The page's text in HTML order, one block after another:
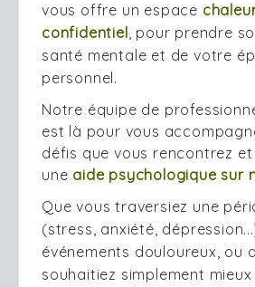
vous offre un espace
confidentiel, pour prendre
santé mentale et de votre
personnel.
Notre équipe de
est là pour vous
défis que vous rencontrez
une aide psychologique sur
Que vous traversiez une
(stress, anxiété,
événements douloureux, ou
souhaitiez simplement mieux